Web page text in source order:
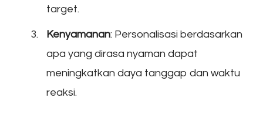
target.
Kenyamanan: Personalisasi berdasarkan
apa yang dirasa nyaman dapat
meningkatkan daya tanggap dan waktu
reaksi.